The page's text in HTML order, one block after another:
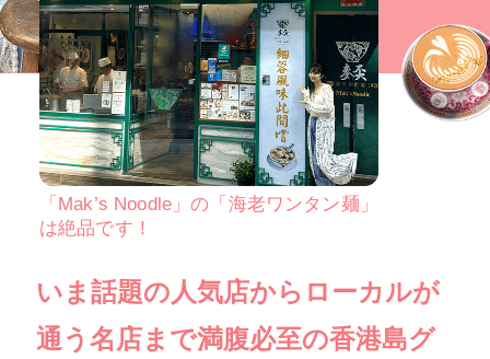
「Mak’s Noodle」の「海老ワンタン麺」
は絶品です！
いま話題の人気店からローカルが
通う名店まで満腹必至の香港島グ